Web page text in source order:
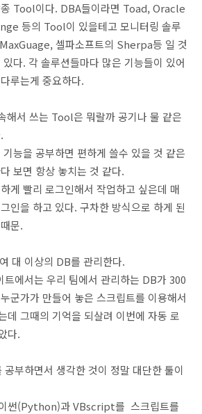
Tool이다. DBA들이라면 Toad, Oracle
등의 Tool이 있을테고 모니터링 솔루
셀파소프트의 Sherpa등 일 것
다. 각 솔루션들마다 많은 기능들이 있어
루는게 중요하다.
해서 쓰는 Tool은 뭐랄까 공기나 물 같은
능을 공부하면 편하게 쓸수 있을 것 같은
보면 항상 놓치는 것 같다.
게 빨리 로그인해서 작업하고 싶은데 매
인을 하고 있다. 구차한 방식으로 하게 된
문.
대 이상의 DB를 관리한다.
트에서는 우리 팀에서 관리하는 DB가 300
군가가 만들어 놓은 스크립트를 이용해서
데 그때의 기억을 되살려 이번에 자동 로
다.
부하면서 생각한 것이 정말 대단한 툴이
썬(Python)과 VBscript를 스크립트를